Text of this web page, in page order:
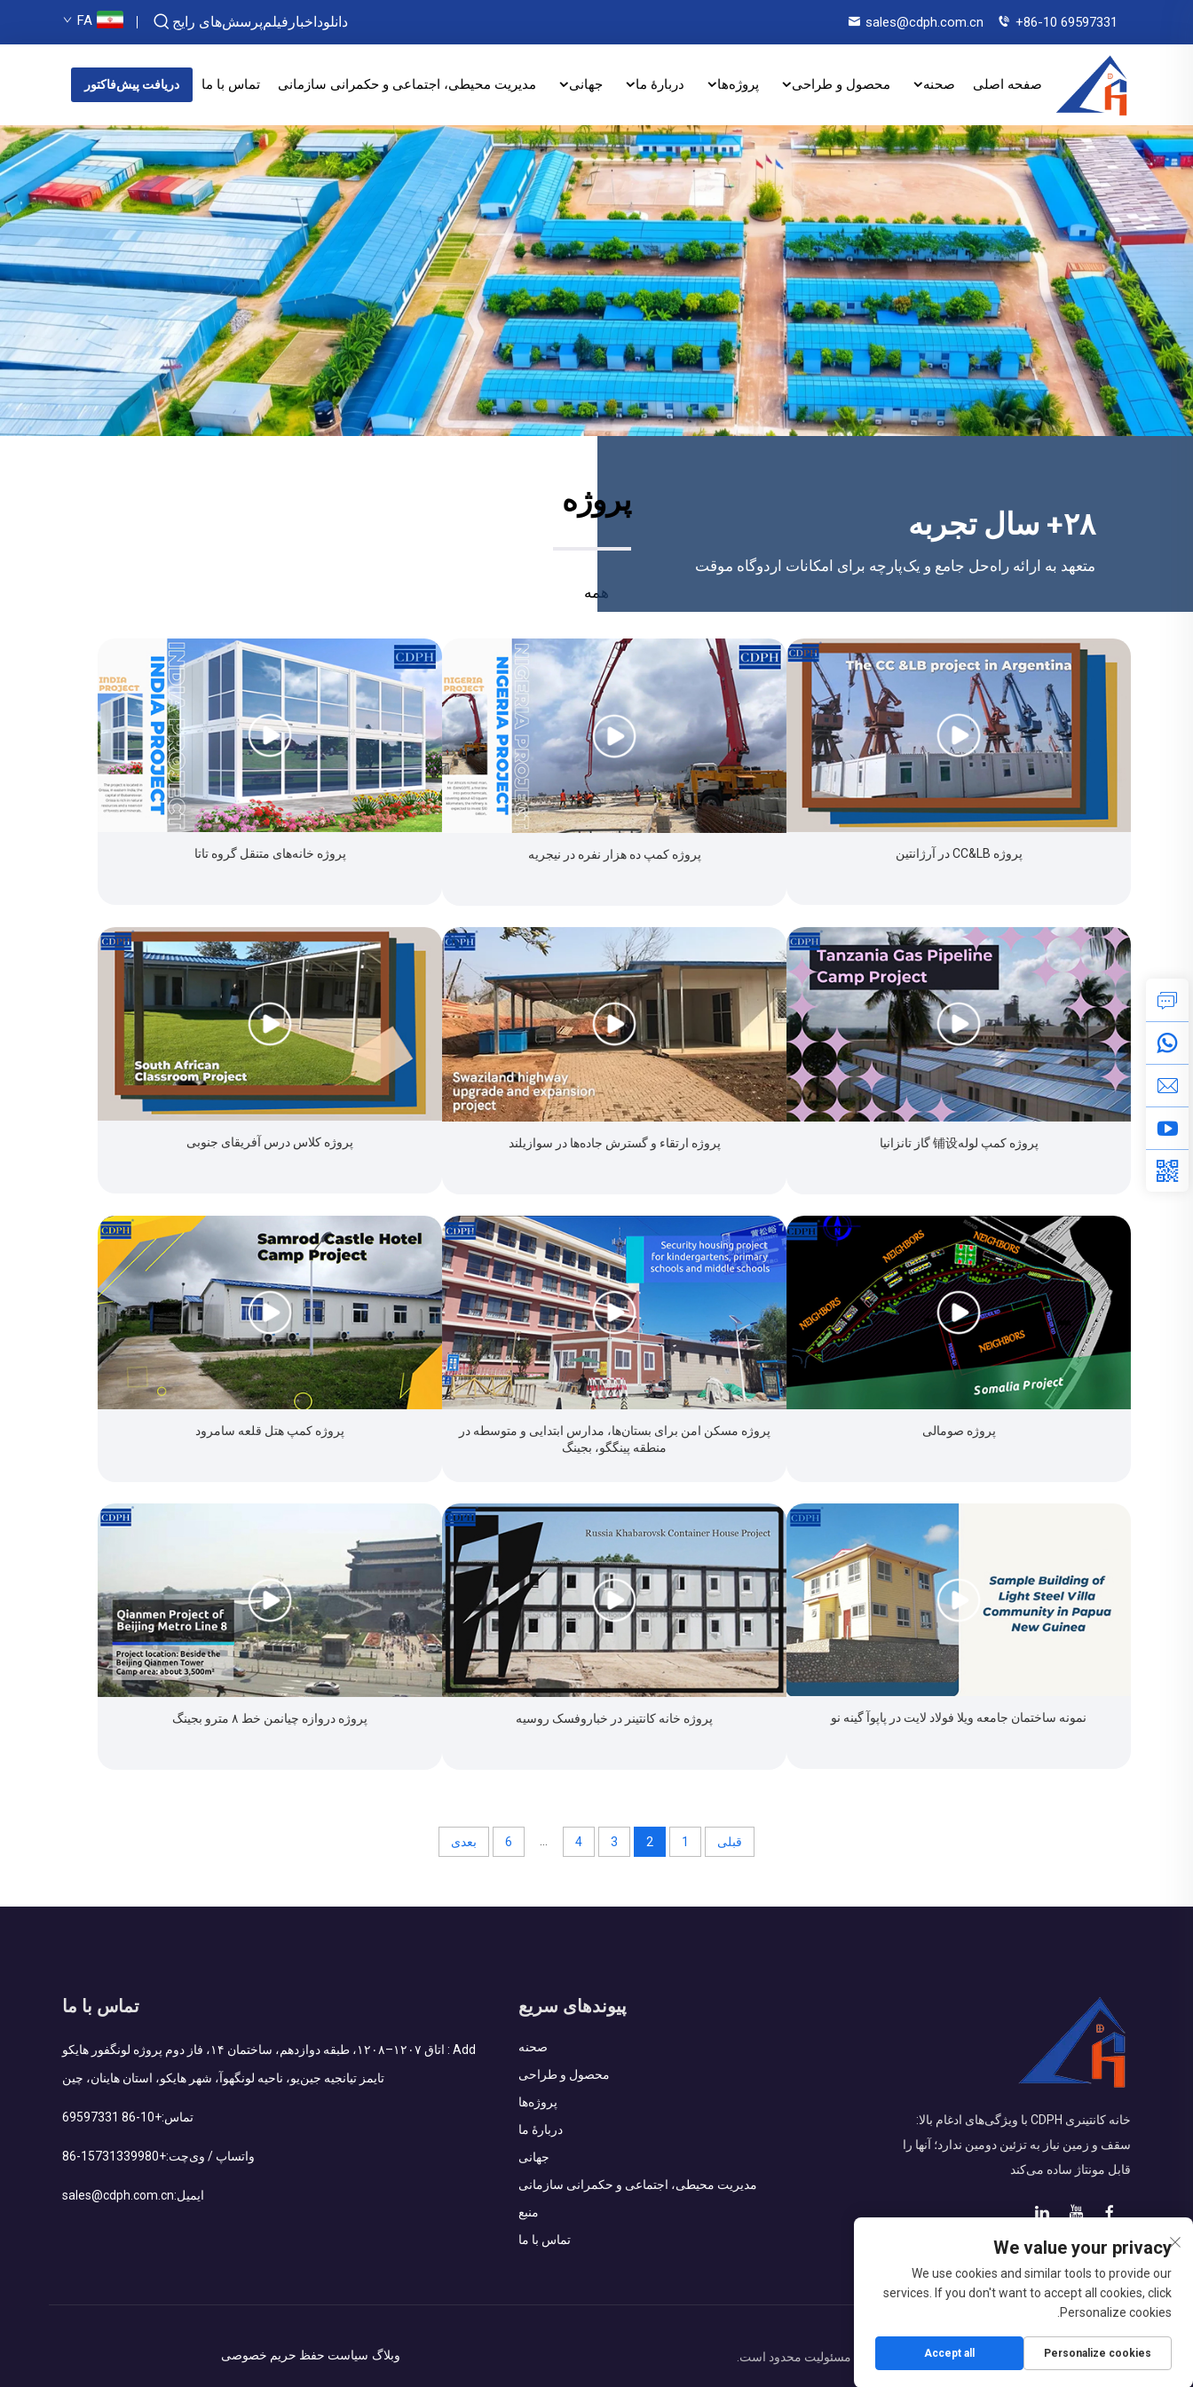
+86-10 69597331
sales@cdph.com.cn دانلوداخبار فیلمپرسش‌های رایج FA
صفحه اصلی صحنه محصول و طراحی پروژه‌ها دربارهٔ ما جهانی مدیریت محیطی، اجتماعی و حکمرانی سازمانی تماس با ما دریافت پیش‌فاکتور
۲۸+ سال تجربه
متعهد به ارائه راه‌حل جامع و یک‌پارچه برای امکانات اردوگاه موقت
پروژه
همه
پروژه CC&LB در آرژانتین پروژه کمپ ده هزار نفره در نیجریه پروژه خانه‌های متنقل گروه تاتا
پروژه کمپ لوله‌铺设 گاز تانزانیا پروژه ارتقاء و گسترش جاده‌ها در سوازیلند پروژه کلاس درس آفریقای جنوبی
پروژه صومالی
پروژه مسکن امن برای بستان‌ها، مدارس ابتدایی و متوسطه در
منطقه پینگگو، بجینگ
پروژه کمپ هتل قلعه سامرود
نمونه ساختمان جامعه ویلا فولاد لایت در پاپوآ گینه نو پروژه خانه کانتینر در خباروفسک روسیه پروژه دروازه چیانمن خط ۸ مترو بجینگ
قبلی 1
2
3
4
...
6 بعدی
خانه کانتینری CDPH با ویژگی‌های ادغام بالا:
سقف و زمین نیاز به تزئین دومین ندارد؛ آنها را
قابل مونتاژ ساده می‌کند
پیوندهای سریع
صحنه
محصول و طراحی
پروژه‌ها
دربارهٔ ما
جهانی
مدیریت محیطی، اجتماعی و حکمرانی سازمانی
منبع
تماس با ما
تماس با ما
Add : اتاق ۱۲۰۷–۱۲۰۸، طبقه دوازدهم، ساختمان ۱۴، فاز دوم پروژه لونگفور هایکو
تایمز تیانجیه جین‌یو، ناحیه لونگهوآ، شهر هایکو، استان هاینان، چین
تماس:+86-10 69597331
واتساپ / وی‌چت:+86-15731339980
ایمیل:sales@cdph.com.cn
کلیه حقوق این محتوا متعلق به شرکت CDPH (هاینان) با مسئولیت محدود است. وبلاگ سیاست حفظ حریم خصوصی
We value your privacy
We use cookies and similar tools to provide our
services. If you don't want to accept all cookies, click
Personalize cookies.
Personalize cookies
Accept all